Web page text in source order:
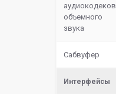
аудиокодеков
объемного
звука
Сабвуфер
Интерфейсы